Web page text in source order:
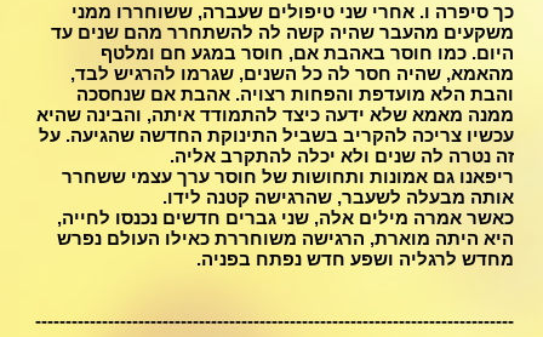
כך סיפרה ו. אחרי שני טיפולים שעברה, ששוחררו ממני
משקעים מהעבר שהיה קשה לה להשתחרר מהם שנים עד
היום. כמו חוסר באהבת אם, חוסר במגע חם ומלטף
מהאמא, שהיה חסר לה כל השנים, שגרמו להרגיש לבד,
והבת הלא מועדפת והפחות רצויה. אהבת אם שנחסכה
ממנה מאמא שלא ידעה כיצד להתמודד איתה, והבינה שהיא
עכשיו צריכה להקריב בשביל התינוקת החדשה שהגיעה. על
זה נטרה לה שנים ולא יכלה להתקרב אליה.
ריפאנו גם אמונות ותחושות של חוסר ערך עצמי ששחרר
אותה מבעלה לשעבר, שהרגישה קטנה לידו.
כאשר אמרה מילים אלה, שני גברים חדשים נכנסו לחייה,
היא היתה מוארת, הרגישה משוחררת כאילו העולם נפרש
מחדש לרגליה ושפע חדש נפתח בפניה.
-------------------------------------------------------------------------------